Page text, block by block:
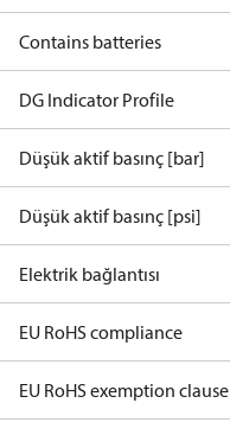
Contains batteries
DG Indicator Profile
Düşük aktif basınç [bar]
Düşük aktif basınç [psi]
Elektrik bağlantısı
EU RoHS compliance
EU RoHS exemption clause